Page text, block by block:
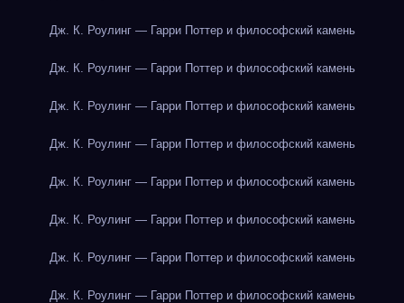
Дж. К. Роулинг — Гарри Поттер и философский камень
Дж. К. Роулинг — Гарри Поттер и философский камень
Дж. К. Роулинг — Гарри Поттер и философский камень
Дж. К. Роулинг — Гарри Поттер и философский камень
Дж. К. Роулинг — Гарри Поттер и философский камень
Дж. К. Роулинг — Гарри Поттер и философский камень
Дж. К. Роулинг — Гарри Поттер и философский камень
Дж. К. Роулинг — Гарри Поттер и философский камень